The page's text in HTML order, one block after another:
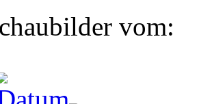
vom: